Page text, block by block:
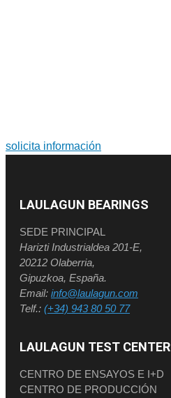
solicita información
LAULAGUN BEARINGS
SEDE PRINCIPAL
Harizti Industrialdea 201-E,
20212 Olaberria,
Gipuzkoa, España.
Email: info@laulagun.com
Telf.: (+34) 943 80 50 77
LAULAGUN TEST CENTER
CENTRO DE ENSAYOS E I+D
CENTRO DE PRODUCCIÓN